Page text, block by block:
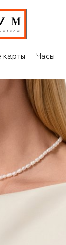
карты Часы